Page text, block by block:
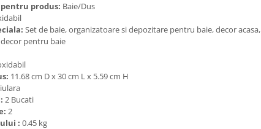
produs: Baie/Dus
Set de baie, organizatoare si depozitare pentru baie, decor acasa,
pentru baie
11.68 cm D x 30 cm L x 5.59 cm H
2 Bucati
2
: 0.45 kg